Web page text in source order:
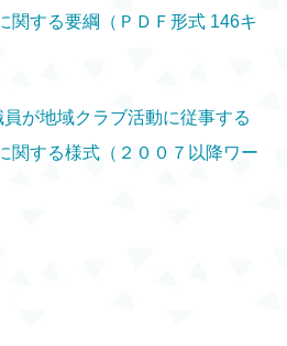
関する要綱（ＰＤＦ形式 146キ
が地域クラブ活動に従事する
関する様式（２００７以降ワー